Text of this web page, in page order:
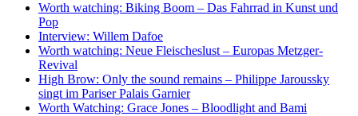
Worth watching: Biking Boom – Das Fahrrad in Kunst und
Pop
Interview: Willem Dafoe
Worth watching: Neue Fleischeslust – Europas Metzger-
Revival
High Brow: Only the sound remains – Philippe Jaroussky
singt im Pariser Palais Garnier
Worth Watching: Grace Jones – Bloodlight and Bami